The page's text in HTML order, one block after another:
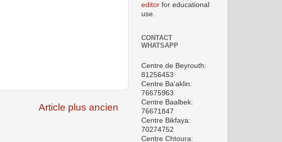
Article plus ancien
editor for educational
use.
CONTACT
WHATSAPP
Centre de Beyrouth:
81256453
Centre Ba’aklin:
76675963
Centre Baalbek:
76671847
Centre Bikfaya:
70274752
Centre Chtoura: